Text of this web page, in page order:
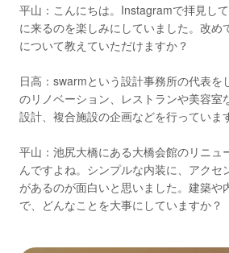
平山：こんにちは。Instagramで拝見し
に来るのを楽しみにしていました。改め
について教えていただけますか？
日高：swarmという設計事務所の代表を
のリノベーション、レストランや美容室
設計、複合施設の企画などを行っています
平山：池尻大橋にある大橋会館のリニュ
んですよね。シンプルな内装に、アクセ
があるのが面白いと思いました。建築や
で、どんなことを大事にしていますか？